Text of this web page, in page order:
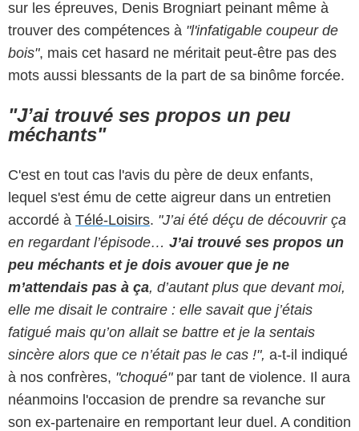
sur les épreuves, Denis Brogniart peinant même à
trouver des compétences à "l'infatigable coupeur de
bois", mais cet hasard ne méritait peut-être pas des
mots aussi blessants de la part de sa binôme forcée.
"J’ai trouvé ses propos un peu
méchants"
C'est en tout cas l'avis du père de deux enfants,
lequel s'est ému de cette aigreur dans un entretien
accordé à Télé-Loisirs. "J’ai été déçu de découvrir ça
en regardant l’épisode… J’ai trouvé ses propos un
peu méchants et je dois avouer que je ne
m’attendais pas à ça, d’autant plus que devant moi,
elle me disait le contraire : elle savait que j’étais
fatigué mais qu’on allait se battre et je la sentais
sincère alors que ce n’était pas le cas !", a-t-il indiqué
à nos confrères, "choqué"par tant de violence. Il aura
néanmoins l'occasion de prendre sa revanche sur
son ex-partenaire en remportant leur duel. A condition